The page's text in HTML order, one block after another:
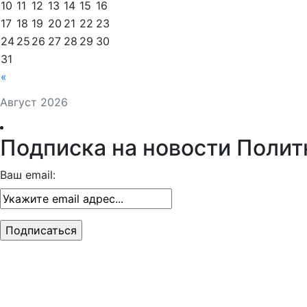
Август 2026
«
10 11 12 13 14 15 16
17 18 19 20 21 22 23
24 25 26 27 28 29 30
31
Подписка на новости
Ваш email: